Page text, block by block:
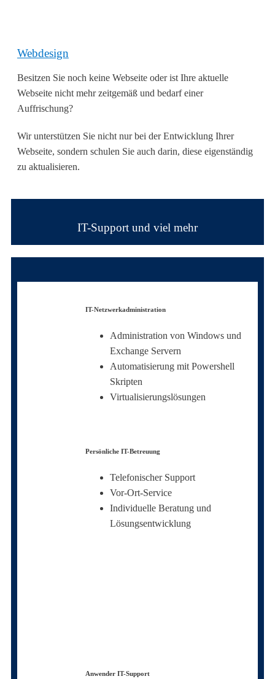
Webdesign
Besitzen Sie noch keine Webseite oder ist Ihre aktuelle
Webseite nicht mehr zeitgemäß und bedarf einer
Auffrischung?
Wir unterstützen Sie nicht nur bei der Entwicklung Ihrer
Webseite, sondern schulen Sie auch darin, diese eigenständig
zu aktualisieren.
IT-Support und viel mehr
IT-Netzwerkadministration
Administration von Windows und
Exchange Servern
Automatisierung mit Powershell
Skripten
Virtualisierungslösungen
Persönliche IT-Betreuung
Telefonischer Support
Vor-Ort-Service
Individuelle Beratung und
Lösungsentwicklung
Anwender IT-Support